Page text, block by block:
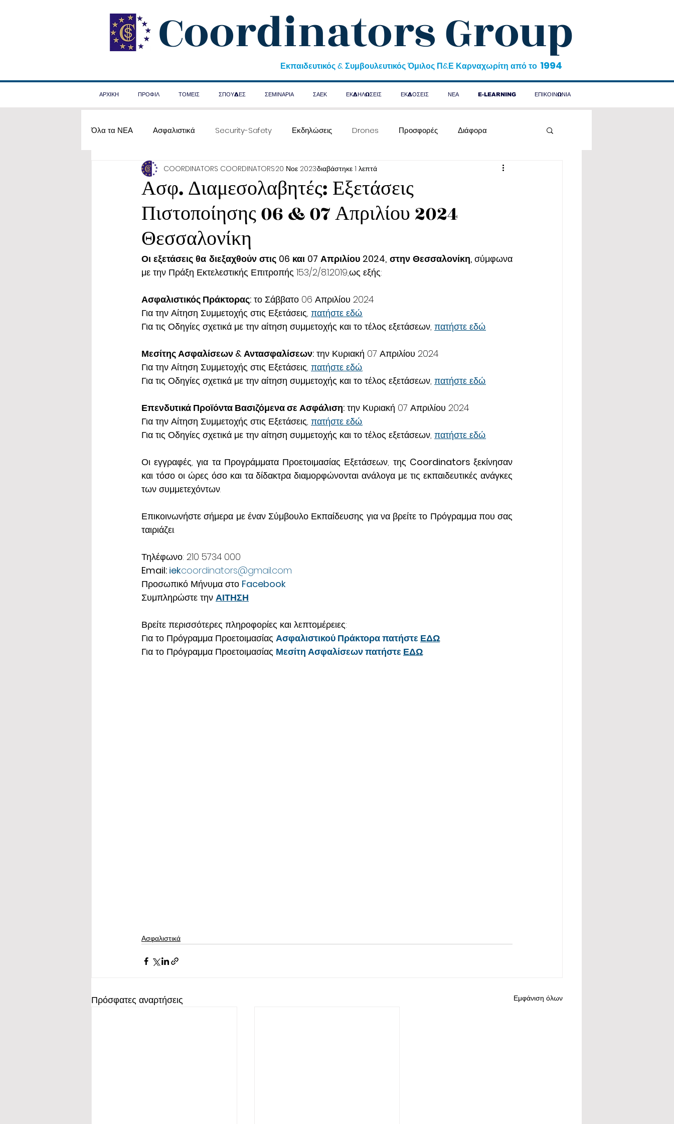
Coordinators Group
Εκπαιδευτικός & Συμβουλευτικός Όμιλος Π&Ε Καρναχωρίτη από το 1994
ΑΡΧΙΚΗ ΠΡΟΦΙΛ ΤΟΜΕΙΣ ΣΠΟΥΔΕΣ ΣΕΜΙΝΑΡΙΑ ΣΑΕΚ ΕΚΔΗΛΩΣΕΙΣ ΕΚΔΟΣΕΙΣ ΝΕΑ E-LEARNING ΕΠΙΚΟΙΝΩΝΙΑ
Όλα τα ΝΕΑ Ασφαλιστικά Security-Safety Εκδηλώσεις Drones Προσφορές Διάφορα
Α΄ Βοήθειες
Ασφ. Διαμεσολαβητές: Εξετάσεις
Πιστοποίησης 06 & 07 Απριλίου 2024
Θεσσαλονίκη
COORDINATORS COORDINATORS20 Νοε 2023διαβάστηκε 1 λεπτά
Οι εξετάσεις θα διεξαχθούν στις 06 και 07 Απριλίου 2024, στην Θεσσαλονίκη, σύμφωνα
με την Πράξη Εκτελεστικής Επιτροπής 153/2/8.1.2019,ως εξής:
Ασφαλιστικός Πράκτορας: το Σάββατο 06 Απριλίου 2024
Για την Αίτηση Συμμετοχής στις Εξετάσεις, πατήστε εδώ.
Για τις Οδηγίες σχετικά με την αίτηση συμμετοχής και το τέλος εξετάσεων, πατήστε εδώ.
Μεσίτης Ασφαλίσεων & Αντασφαλίσεων: την Κυριακή 07 Απριλίου 2024
Για την Αίτηση Συμμετοχής στις Εξετάσεις, πατήστε εδώ.
Για τις Οδηγίες σχετικά με την αίτηση συμμετοχής και το τέλος εξετάσεων, πατήστε εδώ.
Επενδυτικά Προϊόντα Βασιζόμενα σε Ασφάλιση: την Κυριακή 07 Απριλίου 2024
Για την Αίτηση Συμμετοχής στις Εξετάσεις, πατήστε εδώ.
Για τις Οδηγίες σχετικά με την αίτηση συμμετοχής και το τέλος εξετάσεων, πατήστε εδώ.
Οι εγγραφές, για τα Προγράμματα Προετοιμασίας Εξετάσεων, της Coordinators ξεκίνησαν
και τόσο οι ώρες όσο και τα δίδακτρα διαμορφώνονται ανάλογα με τις εκπαιδευτικές ανάγκες
των συμμετεχόντων.
Επικοινωνήστε σήμερα με έναν Σύμβουλο Εκπαίδευσης για να βρείτε το Πρόγραμμα που σας
ταιριάζει.
Τηλέφωνο: 210 5734 000
Email: iekcoordinators@gmail.com
Προσωπικό Μήνυμα στο Facebook
Συμπληρώστε την ΑΙΤΗΣΗ
Βρείτε περισσότερες πληροφορίες και λεπτομέρειες:
Για το Πρόγραμμα Προετοιμασίας Ασφαλιστικού Πράκτορα πατήστε ΕΔΩ.
Για το Πρόγραμμα Προετοιμασίας Μεσίτη Ασφαλίσεων πατήστε ΕΔΩ.
Ασφαλιστικά
Πρόσφατες αναρτήσεις Εμφάνιση όλων